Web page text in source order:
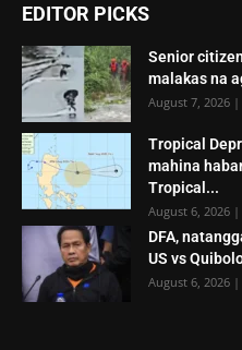
EDITOR PICKS
Senior
malakas na
August 7, 2026 |
Tropical
mahina
Tropical...
August 6, 2026 |
DFA,
US vs
August 6, 2026 |